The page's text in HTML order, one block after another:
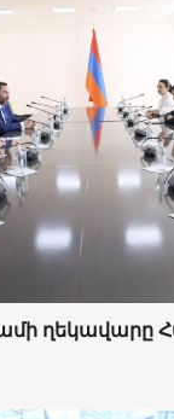
ղեկավարը